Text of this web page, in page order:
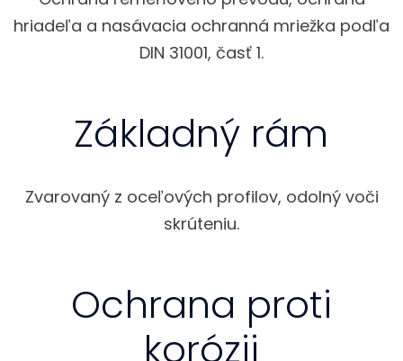
hriadeľa a nasávacia ochranná mriežka podľa
DIN 31001, časť 1.
Základný rám
Zvarovaný z oceľových profilov, odolný voči
skrúteniu.
Ochrana proti
korózii